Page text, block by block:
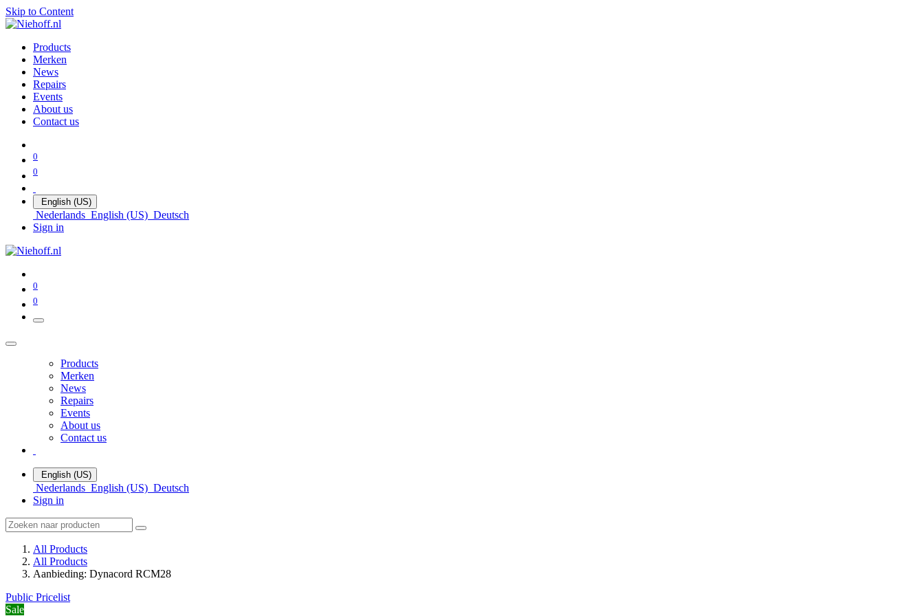
Skip to Content
Products
Merken
News
Repairs
Events
About us
Contact us
0
0
English (US)
Nederlands English (US) Deutsch
Sign in
0
0
Products
Merken
News
Repairs
Events
About us
Contact us
English (US)
Nederlands English (US) Deutsch
Sign in
All Products
All Products
Aanbieding: Dynacord RCM28
Public Pricelist
Sale